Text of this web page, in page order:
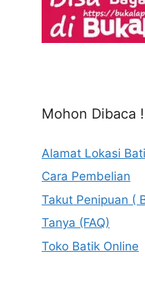
Mohon Dibaca !
Alamat Lokasi
Cara Pembelian
Takut Penipuan (
Tanya (FAQ)
Toko Batik Online